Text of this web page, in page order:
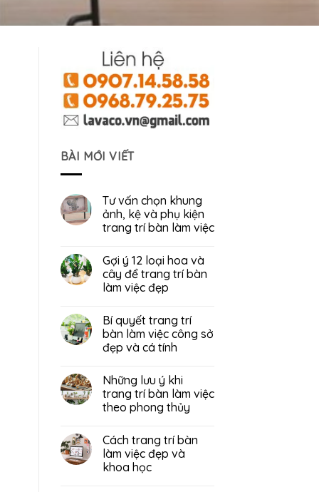
BÀI MỚI VIẾT
Tư vấn chọn khung
ảnh, kệ và phụ kiện
trang trí bàn làm việc
Gợi ý 12 loại hoa và
cây để trang trí bàn
làm việc đẹp
Bí quyết trang trí
bàn làm việc công sở
đẹp và cá tính
Những lưu ý khi
trang trí bàn làm việc
theo phong thủy
Cách trang trí bàn
làm việc đẹp và
khoa học